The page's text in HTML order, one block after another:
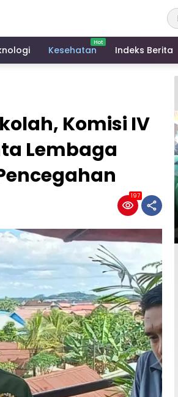
Kesehatan Indeks Berita
Komisi IV
Lembaga
197